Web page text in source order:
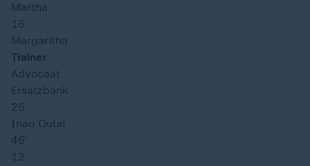
Martha
16
Margaritha
Trainer
Advocaat
Ersatzbank
26
Inao Oulaï
46′
12